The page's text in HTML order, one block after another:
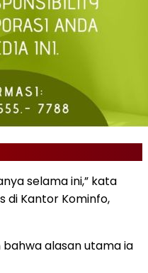
selama ini,” kata
di Kantor Kominfo,
alasan utama ia